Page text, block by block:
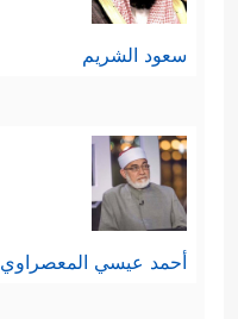
سعود الشريم
أحمد عيسي المعصراوي